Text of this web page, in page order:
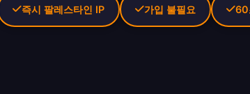
즉시 팔레스타인 IP 가입 불필요 60